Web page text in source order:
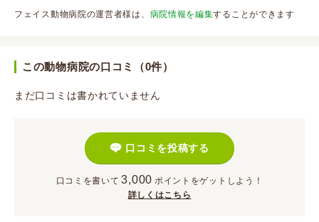
フェイス動物病院の運営者様は、 病院情報を編集することができます
この動物病院の口コミ（0件）
まだ口コミは書かれていません
口コミを投稿する
口コミを書いて 3,000 ポイント をゲットしよう！
詳しくはこちら